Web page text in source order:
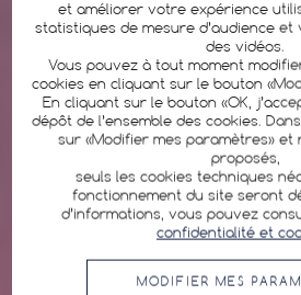
et améliorer votre expérience
statistiques de mesure d’audience
des vidéos.
Vous pouvez à tout moment
cookies en cliquant sur le bouton
En cliquant sur le bouton «OK,
dépôt de l’ensemble des cookies.
sur «Modifier mes paramètres» et
proposés,
seuls les cookies techniques
fonctionnement du site seront
d’informations, vous pouvez
confidentialité et
MODIFIER MES